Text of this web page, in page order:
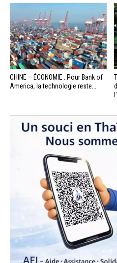
CHINE – ÉCONOMIE : Pour Bank of
America, la technologie reste...